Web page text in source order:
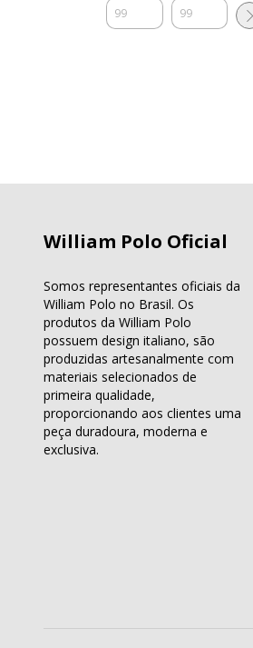
William Polo Oficial
Somos representantes oficiais da
William Polo no Brasil. Os
produtos da William Polo
possuem design italiano, são
produzidas artesanalmente com
materiais selecionados de
primeira qualidade,
proporcionando aos clientes uma
peça duradoura, moderna e
exclusiva.